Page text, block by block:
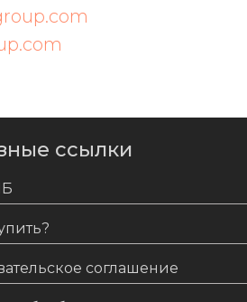
ссылки
соглашение